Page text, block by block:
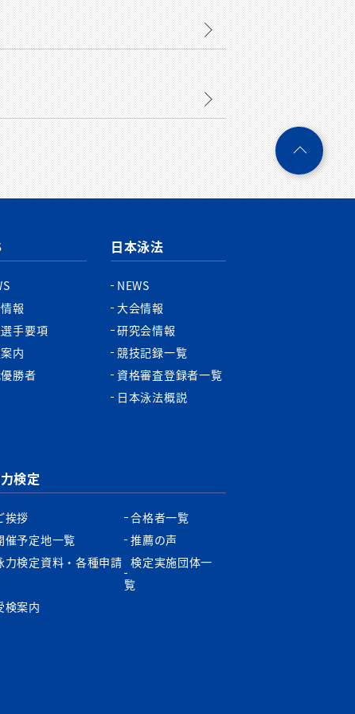
報
手要項
内
勝者
日本泳法
NEWS
大会情報
研究会情報
競技記録一覧
資格審査登録者一覧
日本泳法概説
検定
挨拶
催予定地一覧
力検定資料・各種申請
検案内
合格者一覧
推薦の声
検定実施団体一
覧